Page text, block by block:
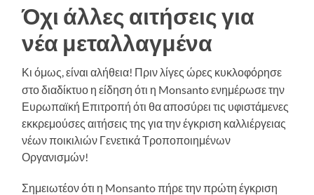
Όχι άλλες αιτήσεις για
νέα μεταλλαγμένα
Κι όμως, είναι αλήθεια! Πριν λίγες ώρες κυκλοφόρησε
στο διαδίκτυο η είδηση ότι η Monsanto ενημέρωσε την
Ευρωπαϊκή Επιτροπή ότι θα αποσύρει τις υφιστάμενες
εκκρεμούσες αιτήσεις της για την έγκριση καλλιέργειας
νέων ποικιλιών Γενετικά Τροποποιημένων
Οργανισμών!
Σημειωτέον ότι η Monsanto πήρε την πρώτη έγκριση